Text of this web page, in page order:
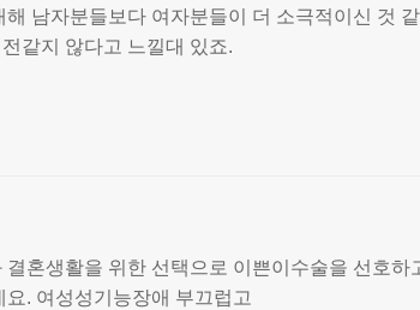
남자분들보다 여자분들이 더 소극적이신 것
같지 않다고 느낄대 있죠.
혼생활을 위한 선택으로 이쁜이수술을 선호하
. 여성성기능장애 부끄럽고